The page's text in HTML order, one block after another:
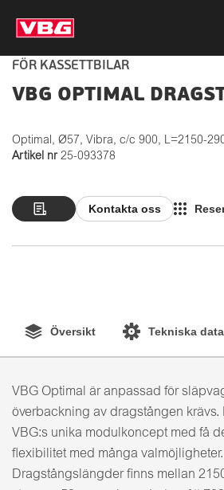
FÖR KASSETTBILAR
VBG OPTIMAL
Optimal, Ø57, Vibra, c/c 900, L=2150-
Artikel nr 25-093378
Kontakta oss
Översikt Tekniska data
VBG Optimal är anpassad för
överbackning av dragstången krävs.
VBG:s unika modulkoncept med få
flexibilitet med många valmöjligheter.
Dragstångslängder finns mellan